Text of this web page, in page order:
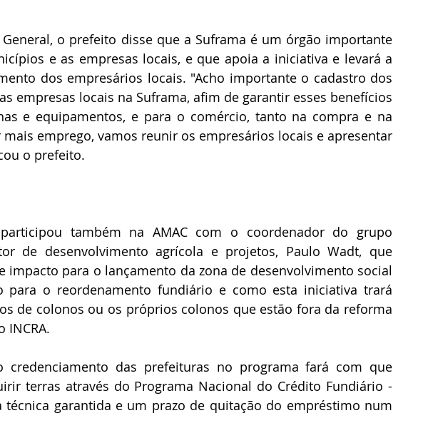
o prefeito disse que a Suframa é um órgão importante
e as empresas locais, e que apoia a iniciativa e levará a
dos empresários locais. "Acho importante o cadastro dos
empresas locais na Suframa, afim de garantir esses benefícios
e equipamentos, e para o comércio, tanto na compra e na
emprego, vamos reunir os empresários locais e apresentar
o prefeito.
também na AMAC com o coordenador do grupo
de desenvolvimento agrícola e projetos, Paulo Wadt, que
impacto para o lançamento da zona de desenvolvimento social
para o reordenamento fundiário e como esta iniciativa trará
de colonos ou os próprios colonos que estão fora da reforma
INCRA.
credenciamento das prefeituras no programa fará com que
terras através do Programa Nacional do Crédito Fundiário -
técnica garantida e um prazo de quitação do empréstimo num